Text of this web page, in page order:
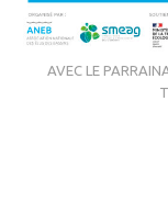
AVEC LE